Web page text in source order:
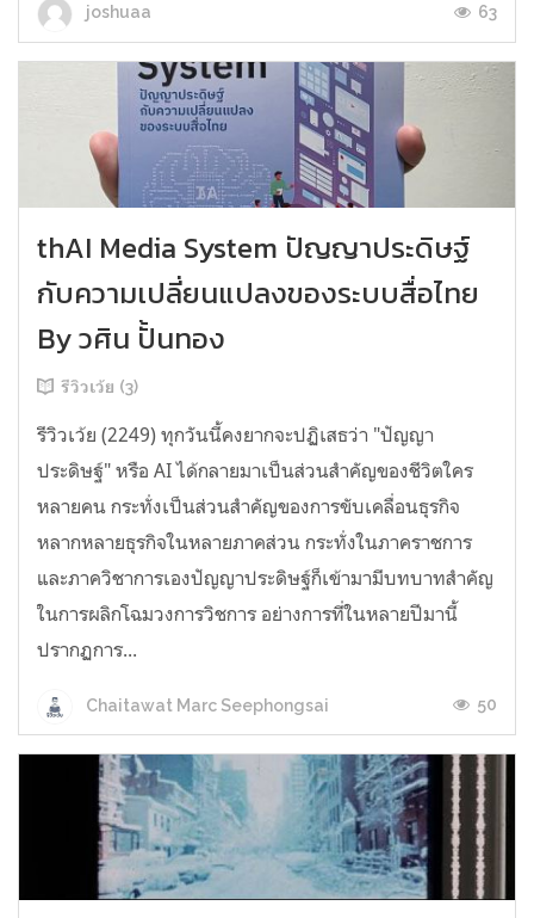
joshuaa 63
thAI Media System ปัญญาประดิษฐ์
กับความเปลี่ยนแปลงของระบบสื่อไทย
By วศิน ปั้นทอง
รีวิวเว้ย (3)
รีวิวเว้ย (2249) ทุกวันนี้คงยากจะปฏิเสธว่า "ปัญญา
ประดิษฐ์" หรือ AI ได้กลายมาเป็นส่วนสำคัญของชีวิตใคร
หลายคน กระทั่งเป็นส่วนสำคัญของการขับเคลื่อนธุรกิจ
หลากหลายธุรกิจในหลายภาคส่วน กระทั่งในภาคราชการ
และภาควิชาการเองปัญญาประดิษฐ์ก็เข้ามามีบทบาทสำคัญ
ในการผลิกโฉมวงการวิชการ อย่างการที่ในหลายปีมานี้
ปรากฏการ...
Chaitawat Marc Seephongsai 50